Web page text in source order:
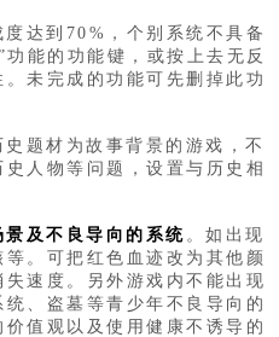
度达到70%，个别系统不具备
能的功能键，或按上去无反
未完成的功能可先删掉此功
史题材为故事背景的游戏，不
人物等问题，设置与历史相
及不良导向的系统 。如出现
。可把红色血迹改为其他颜
速度。另外游戏内不能出现
、盗墓等青少年不良导向的
值观以及使用健康不诱导的